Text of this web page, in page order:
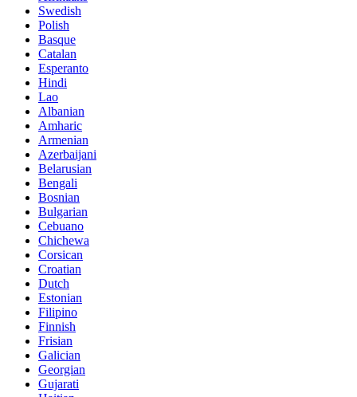
Swedish
Polish
Basque
Catalan
Esperanto
Hindi
Lao
Albanian
Amharic
Armenian
Azerbaijani
Belarusian
Bengali
Bosnian
Bulgarian
Cebuano
Chichewa
Corsican
Croatian
Dutch
Estonian
Filipino
Finnish
Frisian
Galician
Georgian
Gujarati